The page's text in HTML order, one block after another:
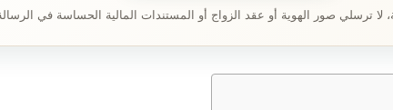
ترسلي صور الهوية أو عقد الزواج أو المستندات المالية الحساسة في الرسالة